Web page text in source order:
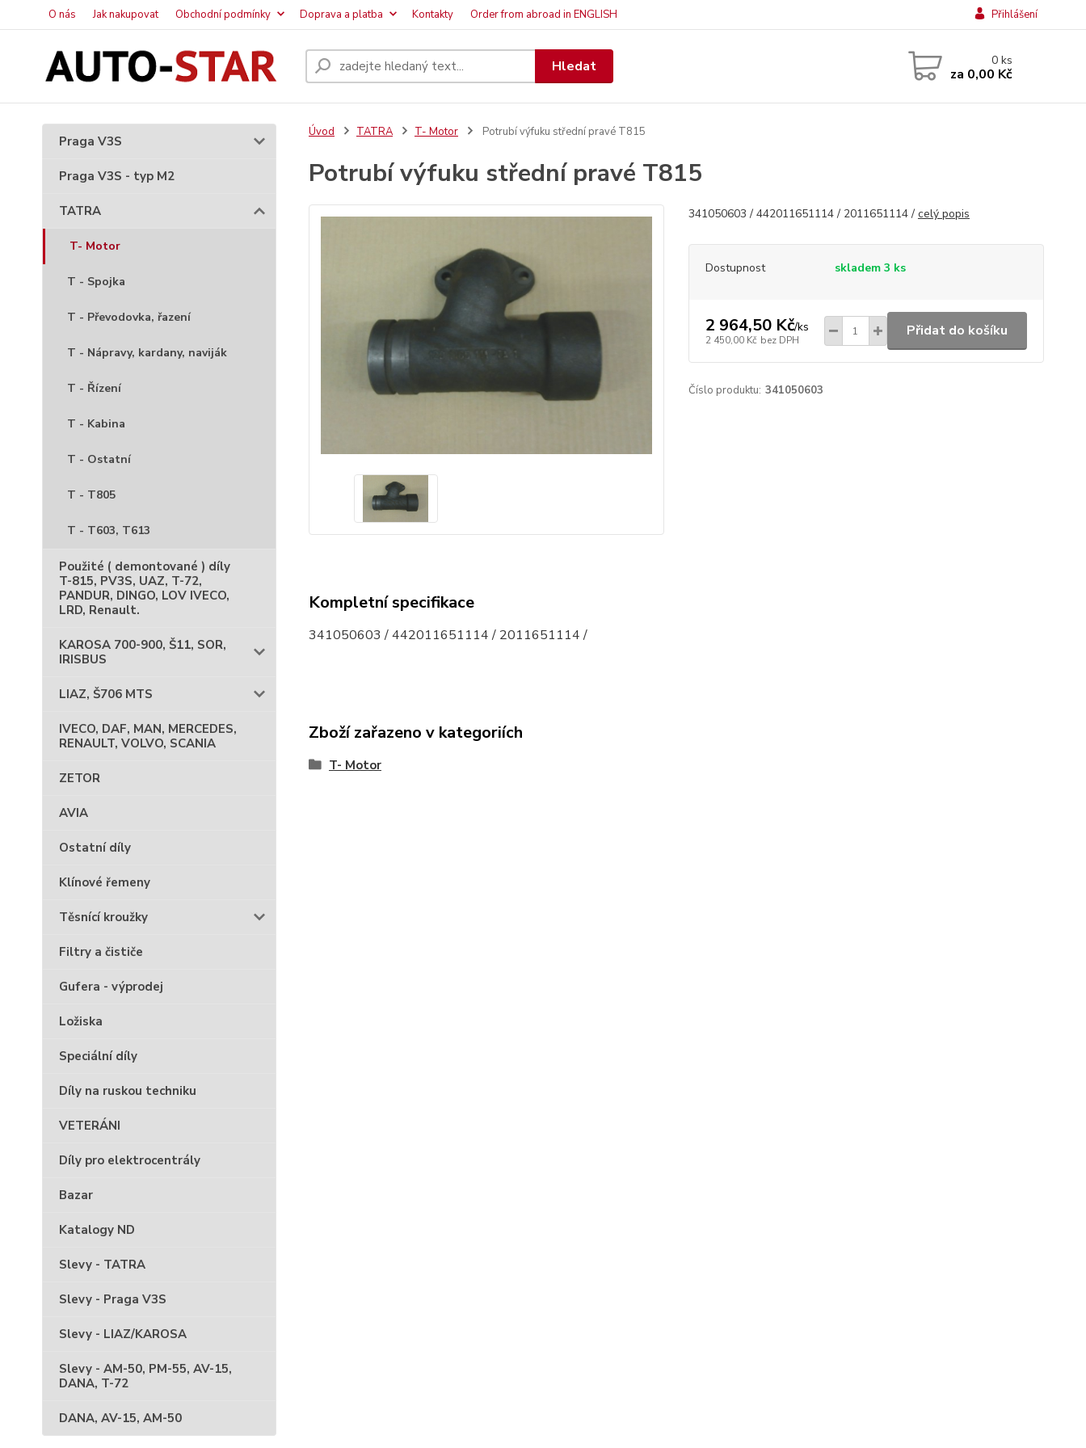
O nás Jak nakupovat Obchodní podmínky Doprava a platba Kontakty Order from abroad in ENGLISH Přihlášení
Hledat 0ks
za 0,00 Kč
Praga V3S
Praga V3S - typ M2
TATRA
T- Motor
T - Spojka
T - Převodovka, řazení
T - Nápravy, kardany, naviják
T - Řízení
T - Kabina
T - Ostatní
T - T805
T - T603, T613
Použité ( demontované ) díly
T-815, PV3S, UAZ, T-72,
PANDUR, DINGO, LOV IVECO,
LRD, Renault.
KAROSA 700-900, Š11, SOR,
IRISBUS
LIAZ, Š706 MTS
IVECO, DAF, MAN, MERCEDES,
RENAULT, VOLVO, SCANIA
ZETOR
AVIA
Ostatní díly
Klínové řemeny
Těsnící kroužky
Filtry a čističe
Gufera - výprodej
Ložiska
Speciální díly
Díly na ruskou techniku
VETERÁNI
Díly pro elektrocentrály
Bazar
Katalogy ND
Slevy - TATRA
Slevy - Praga V3S
Slevy - LIAZ/KAROSA
Slevy - AM-50, PM-55, AV-15,
DANA, T-72
DANA, AV-15, AM-50
Úvod TATRA T- Motor Potrubí výfuku střední pravé T815
Potrubí výfuku střední pravé T815
341050603 / 442011651114 / 2011651114 / celý popis
Dostupnost skladem 3 ks
2 964,50 Kč/ks
2 450,00 Kč bez DPH
Přidat do košíku
Číslo produktu: 341050603
Kompletní specifikace
341050603 / 442011651114 / 2011651114 /
Zboží zařazeno v kategoriích
T- Motor